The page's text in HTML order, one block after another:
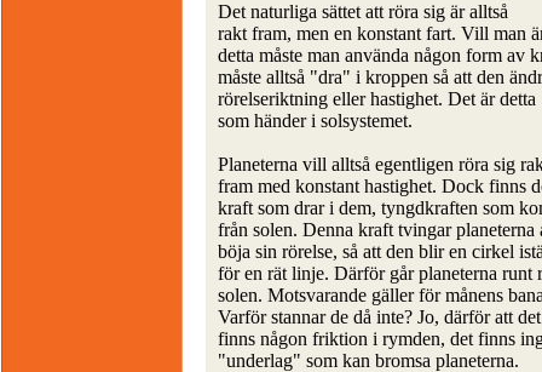
Det naturliga sättet att röra sig är alltså
rakt fram, men en konstant fart. Vill man
detta måste man använda någon form av
måste alltså "dra" i kroppen så att den
rörelseriktning eller hastighet. Det är detta
som händer i solsystemet.
Planeterna vill alltså egentligen röra sig
fram med konstant hastighet. Dock finns
kraft som drar i dem, tyngdkraften som
från solen. Denna kraft tvingar planeterna
böja sin rörelse, så att den blir en cirkel
för en rät linje. Därför går planeterna runt
solen. Motsvarande gäller för månens
Varför stannar de då inte? Jo, därför att
finns någon friktion i rymden, det finns
"underlag" som kan bromsa planeterna.